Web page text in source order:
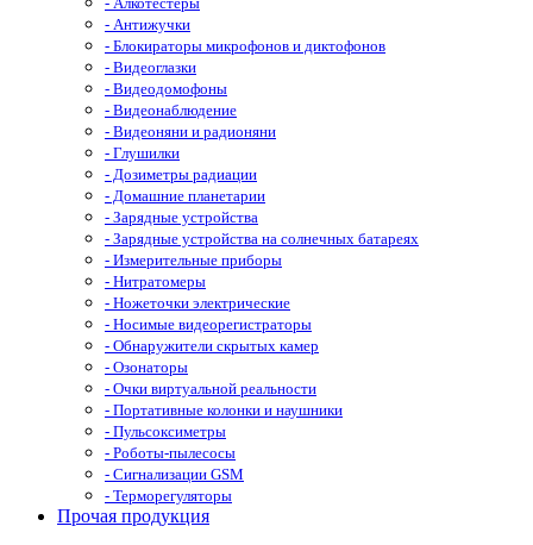
- Антижучки
- Блокираторы микрофонов и диктофонов
- Видеоглазки
- Видеодомофоны
- Видеонаблюдение
- Видеоняни и радионяни
- Глушилки
- Дозиметры радиации
- Домашние планетарии
- Зарядные устройства
- Зарядные устройства на солнечных батареях
- Измерительные приборы
- Нитратомеры
- Ножеточки электрические
- Носимые видеорегистраторы
- Обнаружители скрытых камер
- Озонаторы
- Очки виртуальной реальности
- Портативные колонки и наушники
- Пульсоксиметры
- Роботы-пылесосы
- Сигнализации GSM
- Терморегуляторы
Прочая продукция